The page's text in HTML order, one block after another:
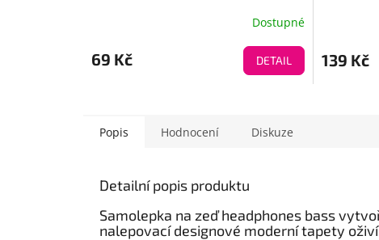
Dostupné
69 Kč DETAIL 139 Kč
Popis Hodnocení Diskuze
Detailní popis produktu
Samolepka na zeď headphones bass
nalepovací designové moderní tapety